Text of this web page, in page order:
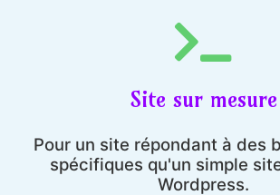
Site sur mesure
Pour un site répondant à des
spécifiques qu'un simple
Wordpress.